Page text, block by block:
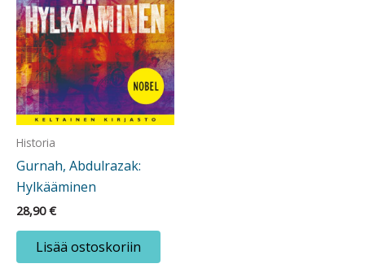
Historia
Gurnah, Abdulrazak:
Hylkääminen
28,90€
Lisää ostoskoriin